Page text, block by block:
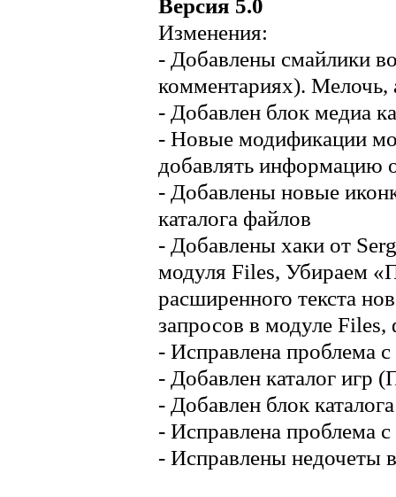
Версия 5.0
Изменения:
- Добавлены смайлики
комментариях). Мелочь,
- Добавлен блок медиа
- Новые модификации
добавлять информацию
- Добавлены новые
каталога файлов
- Добавлены хаки от
модуля Files, Убираем
расширенного текста
запросов в модуле
- Исправлена проблема
- Добавлен каталог игр
- Добавлен блок
- Исправлена проблема
- Исправлены недочеты